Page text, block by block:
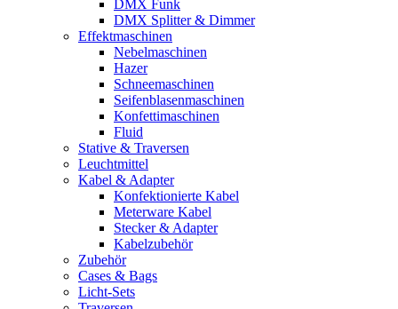
DMX Funk
DMX Splitter & Dimmer
Effektmaschinen
Nebelmaschinen
Hazer
Schneemaschinen
Seifenblasenmaschinen
Konfettimaschinen
Fluid
Stative & Traversen
Leuchtmittel
Kabel & Adapter
Konfektionierte Kabel
Meterware Kabel
Stecker & Adapter
Kabelzubehör
Zubehör
Cases & Bags
Licht-Sets